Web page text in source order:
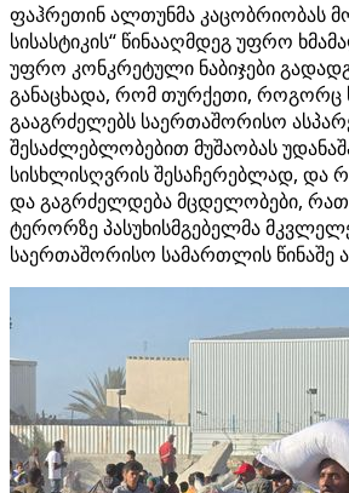
ფაჰრეთინ ალთუნმა კაცობრიობას
სისასტიკის“ წინააღმდეგ უფრო
უფრო კონკრეტული ნაბიჯები
განაცხადა, რომ თურქეთი, როგორც
გააგრძელებს საერთაშორისო
შესაძლებლობებით მუშაობას
სისხლისღვრის შესაჩერებლად, და
და გაგრძელდება მცდელობები,
ტერორზე პასუხისმგებელმა
საერთაშორისო სამართლის წინაშე